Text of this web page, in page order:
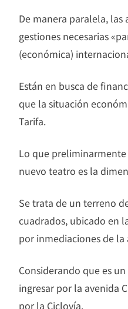
De manera paralela,
gestiones necesarias
(económica)
Están en busca de
que la situación
Tarifa.
Lo que
nuevo teatro es la
Se trata de un terreno
cuadrados, ubicado en
por inmediaciones de
Considerando que es
ingresar por la avenida
por la Ciclovía.